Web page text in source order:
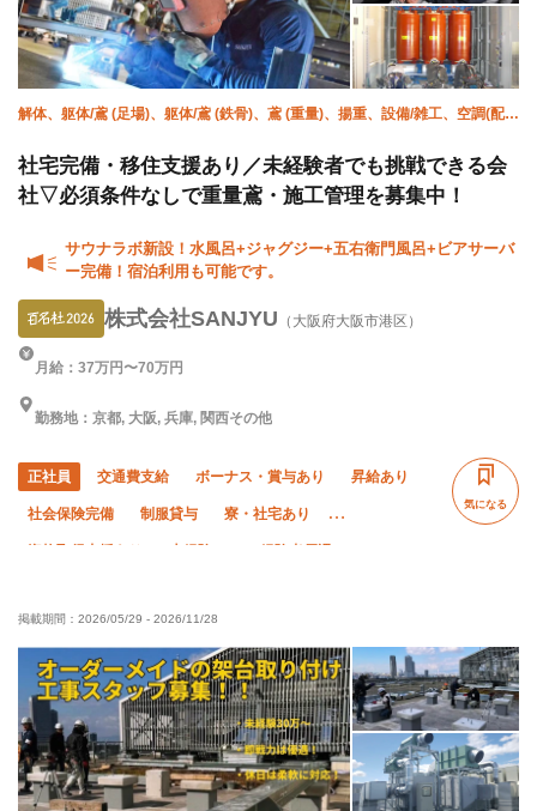
解体、躯体/鳶 (足場)、躯体/鳶 (鉄骨)、鳶 (重量)、揚重、設備/雑工、空調(配
社宅完備・移住支援あり／未経験者でも挑戦できる会
社▽必須条件なしで重量鳶・施工管理を募集中！
サウナラボ新設！水風呂+ジャグジー+五右衛門風呂+ビアサーバ
ー完備！宿泊利用も可能です。
株式会社SANJYU （大阪府大阪市港区）
月給：37万円〜70万円
勤務地：京都, 大阪, 兵庫, 関西その他
正社員 交通費支給 ボーナス・賞与あり 昇給あり
社会保険完備 制服貸与 寮・社宅あり
残業月10時間以下 夏季休暇
車・バイク通勤OK 転勤なし
気になる
掲載期間： 2026/05/29 - 2026/11/28